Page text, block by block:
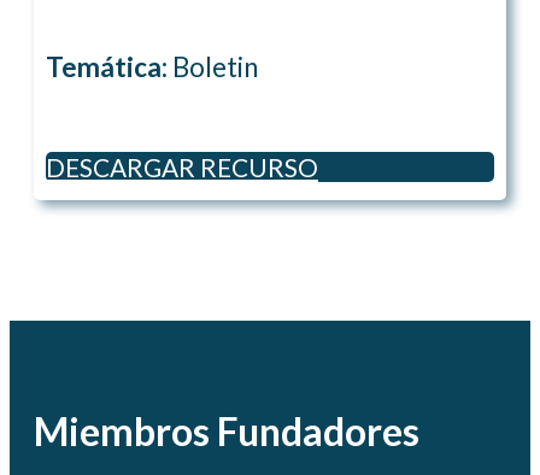
Temática: Boletin
DESCARGAR RECURSO
Miembros Fundadores